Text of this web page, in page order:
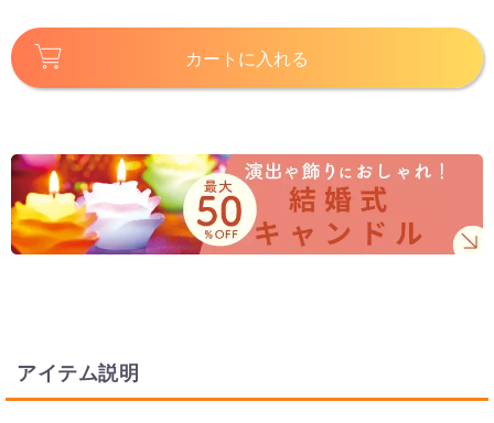
カートに入れる
アイテム説明